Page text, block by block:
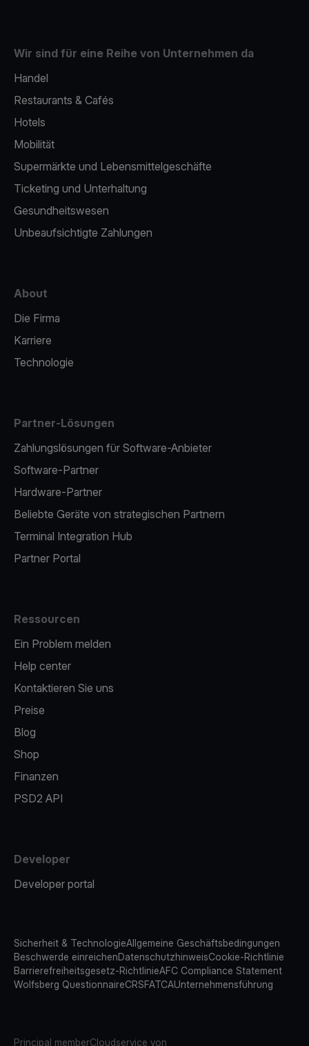
Wir sind für eine Reihe von Unternehmen da
Handel
Restaurants & Cafés
Hotels
Mobilität
Supermärkte und Lebensmittelgeschäfte
Ticketing und Unterhaltung
Gesundheitswesen
Unbeaufsichtigte Zahlungen
About
Die Firma
Karriere
Technologie
Partner-Lösungen
Zahlungslösungen für Software-Anbieter
Software-Partner
Hardware-Partner
Beliebte Geräte von strategischen Partnern
Terminal Integration Hub
Partner Portal
Ressourcen
Ein Problem melden
Help center
Kontaktieren Sie uns
Preise
Blog
Shop
Finanzen
PSD2 API
Developer
Developer portal
Sicherheit & TechnologieAllgemeine Geschäftsbedingungen
Beschwerde einreichenDatenschutzhinweisCookie-Richtlinie
Barrierefreiheitsgesetz-RichtlinieAFC Compliance Statement
Wolfsberg QuestionnaireCRSFATCAUnternehmensführung
Principal memberCloudservice von